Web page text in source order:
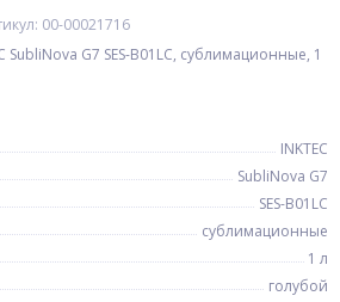
00-00021716
SubliNova G7 SES-B01LC, сублимационные, 1
INKTEC
SubliNova G7
SES-B01LC
сублимационные
1 л
голубой